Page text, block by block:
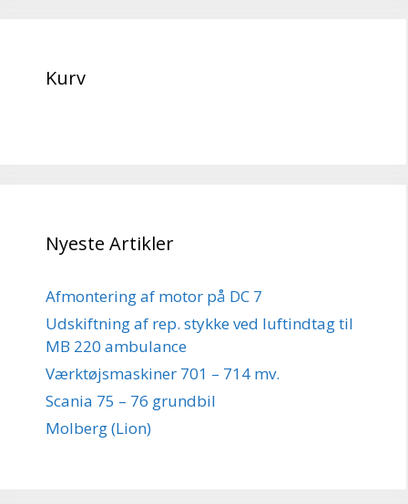
Kurv
Nyeste Artikler
Afmontering af motor på DC 7
Udskiftning af rep. stykke ved luftindtag til
MB 220 ambulance
Værktøjsmaskiner 701 – 714 mv.
Scania 75 – 76 grundbil
Molberg (Lion)